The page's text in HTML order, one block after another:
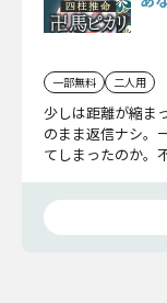
一部無料 二人用
少しは距離が縮ま
のまま返信ナシ。
てしまったのか。